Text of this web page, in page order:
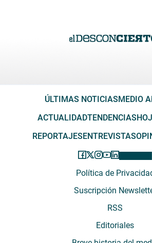
ÚLTIMAS NOTICIAS MEDIO
ACTUALIDADTENDENCIAS
REPORTAJES ENTREVISTAS
Política de
Suscripción
RSS
Editoriales